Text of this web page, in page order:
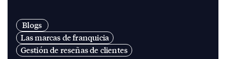
Blogs
Las marcas de franquicia
Gestión de reseñas de clientes